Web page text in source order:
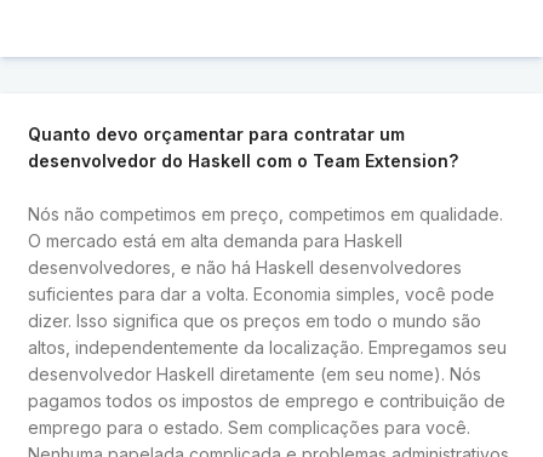
Quanto devo orçamentar para contratar um
desenvolvedor do Haskell com o Team Extension?
Nós não competimos em preço, competimos em qualidade.
O mercado está em alta demanda para Haskell
desenvolvedores, e não há Haskell desenvolvedores
suficientes para dar a volta. Economia simples, você pode
dizer. Isso significa que os preços em todo o mundo são
altos, independentemente da localização. Empregamos seu
desenvolvedor Haskell diretamente (em seu nome). Nós
pagamos todos os impostos de emprego e contribuição de
emprego para o estado. Sem complicações para você.